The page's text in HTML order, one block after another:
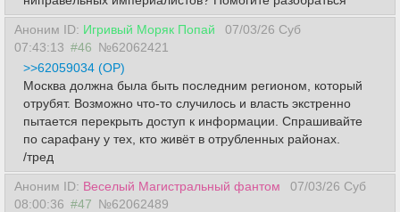
Аноним ID: Игривый Моряк Попай
07/03/26 Суб
07:43:13 #46 №62062421
>>62059034 (OP)
Москва должна была быть последним регионом, который
отрубят. Возможно что-то случилось и власть экстренно
пытается перекрыть доступ к информации. Спрашивайте
по сарафану у тех, кто живёт в отрубленных районах.
/тред
Аноним ID: Веселый Магистральный фантом
07/03/26 Суб
08:00:36 #47 №62062489